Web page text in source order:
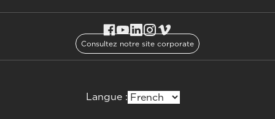
Consultez notre site corporate
Langue :